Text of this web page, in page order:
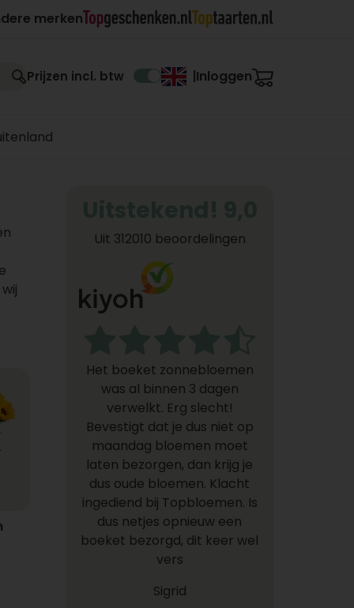
merken
Prijzen incl. btw Inloggen
Uit 312010 beoordelingen
Het boeket zonnebloemen
was al binnen 3 dagen
verwelkt. Erg slecht!
Bevestigt dat je dus niet op
maandag bloemen moet
laten bezorgen, dan krijg je
dus oude bloemen. Klacht
ingediend bij Topbloemen. Is
dus netjes opnieuw een
boeket bezorgd, dit keer wel
vers
Sigrid